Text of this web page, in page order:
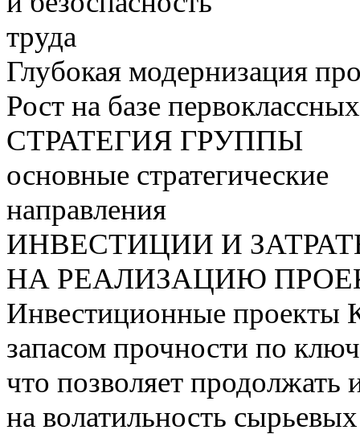
труда
Глубокая модернизация
Рост на базе
СТРАТЕГИЯ ГРУППЫ
основные стратегические
направления
ИНВЕСТИЦИИ И
НА РЕАЛИЗАЦИЮ
Инвестиционные проекты
запасом прочности по
что позволяет продолжать
на волатильность